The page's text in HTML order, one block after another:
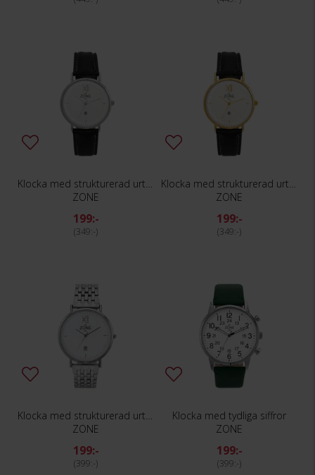
ZONE
199:-
349:-
ZONE
199:-
349:-
Klocka med strukturerad urtavla
ZONE
199:-
399:-
Klocka med tydliga siffror
ZONE
199:-
399:-